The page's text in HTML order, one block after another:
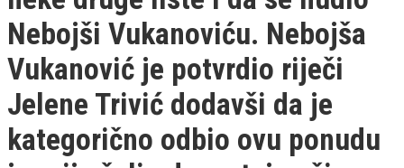
Nebojši Vukanoviću. Nebojša
Vukanović je potvrdio riječi
Jelene Trivić dodavši da je
kategorično odbio ovu ponudu